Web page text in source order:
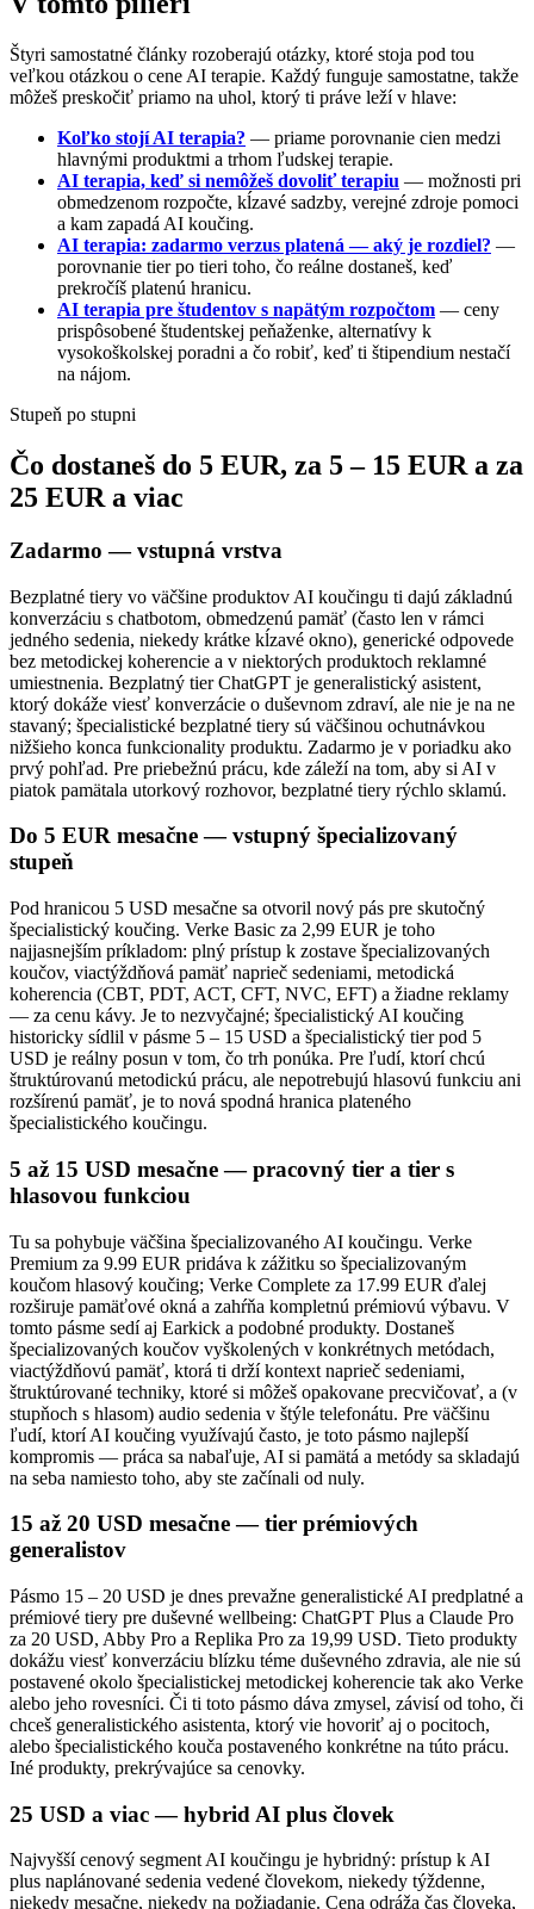
Štyri samostatné články rozoberajú otázky, ktoré stoja pod tou
veľkou otázkou o cene AI terapie. Každý funguje samostatne, takže
môžeš preskočiť priamo na uhol, ktorý ti práve leží v hlave:
Koľko stojí AI terapia? — priame porovnanie cien medzi
hlavnými produktmi a trhom ľudskej terapie.
AI terapia, keď si nemôžeš dovoliť terapiu — možnosti pri
obmedzenom rozpočte, kĺzavé sadzby, verejné zdroje pomoci
a kam zapadá AI koučing.
AI terapia: zadarmo verzus platená — aký je rozdiel? —
porovnanie tier po tieri toho, čo reálne dostaneš, keď
prekročíš platenú hranicu.
AI terapia pre študentov s napätým rozpočtom — ceny
prispôsobené študentskej peňaženke, alternatívy k
vysokoškolskej poradni a čo robiť, keď ti štipendium nestačí
na nájom.
Stupeň po stupni
Čo dostaneš do 5 EUR, za 5 – 15 EUR a za
25 EUR a viac
Zadarmo — vstupná vrstva
Bezplatné tiery vo väčšine produktov AI koučingu ti dajú základnú
konverzáciu s chatbotom, obmedzenú pamäť (často len v rámci
jedného sedenia, niekedy krátke kĺzavé okno), generické odpovede
bez metodickej koherencie a v niektorých produktoch reklamné
umiestnenia. Bezplatný tier ChatGPT je generalistický asistent,
ktorý dokáže viesť konverzácie o duševnom zdraví, ale nie je na ne
stavaný; špecialistické bezplatné tiery sú väčšinou ochutnávkou
nižšieho konca funkcionality produktu. Zadarmo je v poriadku ako
prvý pohľad. Pre priebežnú prácu, kde záleží na tom, aby si AI v
piatok pamätala utorkový rozhovor, bezplatné tiery rýchlo sklamú.
Do 5 EUR mesačne — vstupný špecializovaný
stupeň
Pod hranicou 5 USD mesačne sa otvoril nový pás pre skutočný
špecialistický koučing. Verke Basic za 2,99 EUR je toho
najjasnejším príkladom: plný prístup k zostave špecializovaných
koučov, viactýždňová pamäť naprieč sedeniami, metodická
koherencia (CBT, PDT, ACT, CFT, NVC, EFT) a žiadne reklamy
— za cenu kávy. Je to nezvyčajné; špecialistický AI koučing
historicky sídlil v pásme 5 – 15 USD a špecialistický tier pod 5
USD je reálny posun v tom, čo trh ponúka. Pre ľudí, ktorí chcú
štruktúrovanú metodickú prácu, ale nepotrebujú hlasovú funkciu ani
rozšírenú pamäť, je to nová spodná hranica plateného
špecialistického koučingu.
5 až 15 USD mesačne — pracovný tier a tier s
hlasovou funkciou
Tu sa pohybuje väčšina špecializovaného AI koučingu. Verke
Premium za 9.99 EUR pridáva k zážitku so špecializovaným
koučom hlasový koučing; Verke Complete za 17.99 EUR ďalej
rozširuje pamäťové okná a zahŕňa kompletnú prémiovú výbavu. V
tomto pásme sedí aj Earkick a podobné produkty. Dostaneš
špecializovaných koučov vyškolených v konkrétnych metódach,
viactýždňovú pamäť, ktorá ti drží kontext naprieč sedeniami,
štruktúrované techniky, ktoré si môžeš opakovane precvičovať, a (v
stupňoch s hlasom) audio sedenia v štýle telefonátu. Pre väčšinu
ľudí, ktorí AI koučing využívajú často, je toto pásmo najlepší
kompromis — práca sa nabaľuje, AI si pamätá a metódy sa skladajú
na seba namiesto toho, aby ste začínali od nuly.
15 až 20 USD mesačne — tier prémiových
generalistov
Pásmo 15 – 20 USD je dnes prevažne generalistické AI predplatné a
prémiové tiery pre duševné wellbeing: ChatGPT Plus a Claude Pro
za 20 USD, Abby Pro a Replika Pro za 19,99 USD. Tieto produkty
dokážu viesť konverzáciu blízku téme duševného zdravia, ale nie sú
postavené okolo špecialistickej metodickej koherencie tak ako Verke
alebo jeho rovesníci. Či ti toto pásmo dáva zmysel, závisí od toho, či
chceš generalistického asistenta, ktorý vie hovoriť aj o pocitoch,
alebo špecialistického kouča postaveného konkrétne na túto prácu.
Iné produkty, prekrývajúce sa cenovky.
25 USD a viac — hybrid AI plus človek
Najvyšší cenový segment AI koučingu je hybridný: prístup k AI
plus naplánované sedenia vedené človekom, niekedy týždenne,
niekedy mesačne, niekedy na požiadanie. Cena odráža čas človeka,